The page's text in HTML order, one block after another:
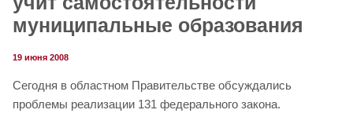
муниципальные образования
19 июня 2008
Сегодня в областном Правительстве обсуждались
проблемы реализации 131 федерального закона.